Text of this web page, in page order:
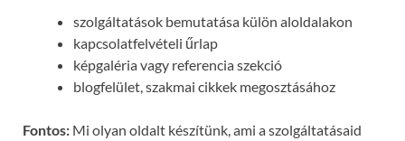
szolgáltatások bemutatása külön aloldalakon
kapcsolatfelvételi űrlap
képgaléria vagy referencia szekció
blogfelület, szakmai cikkek megosztásához
Fontos: Mi olyan oldalt készítünk, ami a szolgáltatásaid